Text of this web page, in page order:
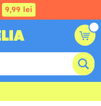
9,99 lei